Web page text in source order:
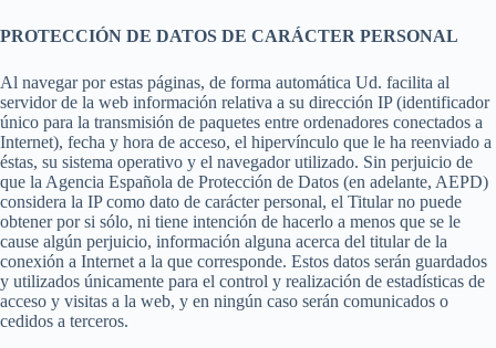
PROTECCIÓN DE DATOS DE CARÁCTER PERSONAL
Al navegar por estas páginas, de forma automática Ud. facilita al
servidor de la web información relativa a su dirección IP (identificador
único para la transmisión de paquetes entre ordenadores conectados a
Internet), fecha y hora de acceso, el hipervínculo que le ha reenviado a
éstas, su sistema operativo y el navegador utilizado. Sin perjuicio de
que la Agencia Española de Protección de Datos (en adelante, AEPD)
considera la IP como dato de carácter personal, el Titular no puede
obtener por si sólo, ni tiene intención de hacerlo a menos que se le
cause algún perjuicio, información alguna acerca del titular de la
conexión a Internet a la que corresponde. Estos datos serán guardados
y utilizados únicamente para el control y realización de estadísticas de
acceso y visitas a la web, y en ningún caso serán comunicados o
cedidos a terceros.